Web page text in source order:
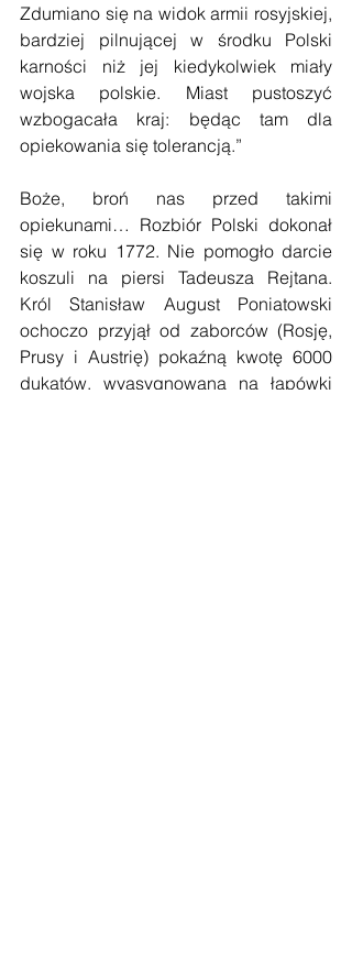
Zdumiano się na widok armii rosyjskiej,
bardziej pilnującej w środku Polski
karności niż jej kiedykolwiek miały
wojska polskie. Miast pustoszyć
wzbogacała kraj: będąc tam dla
opiekowania się tolerancją.”
Boże, broń nas przed takimi
opiekunami… Rozbiór Polski dokonał
się w roku 1772. Nie pomogło darcie
koszuli na piersi Tadeusza Rejtana.
Król Stanisław August Poniatowski
ochoczo przyjął od zaborców (Rosję,
Prusy i Austrię) pokaźną kwotę 6000
dukatów, wyasygnowaną na łapówki